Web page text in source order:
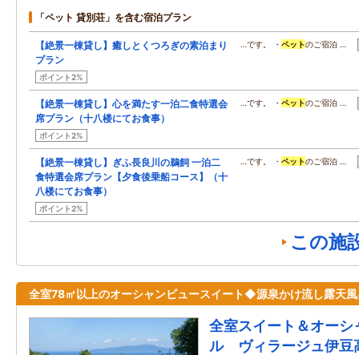
「ペット 貸別荘」を含む宿泊プラン
【絶景一棟貸し】癒しとくつろぎの素泊まり
プラン
ポイント2%
…です。 ・ ペットのご宿泊 …
【絶景一棟貸し】心を満たす一泊二食特選会
席プラン（十八楼にてお食事）
ポイント2%
…です。 ・ ペットのご宿泊 …
【絶景一棟貸し】ぎふ長良川の鵜飼 一泊二
食特選会席プラン【夕食後乗船コース】（十
八楼にてお食事）
ポイント2%
…です。 ・ ペットのご宿泊 …
この施
全室78㎡以上のオーシャンビュースイート◆源泉かけ流し露天
全室スイート＆オーシ
ル ヴィラージュ伊豆